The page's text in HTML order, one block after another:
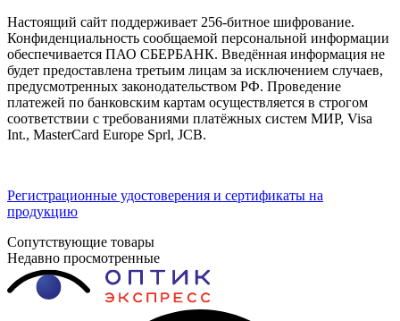
Настоящий сайт поддерживает 256-битное шифрование.
Конфиденциальность сообщаемой персональной информации
обеспечивается ПАО СБЕРБАНК. Введённая информация не
будет предоставлена третьим лицам за исключением случаев,
предусмотренных законодательством РФ. Проведение
платежей по банковским картам осуществляется в строгом
соответствии с требованиями платёжных систем МИР, Visa
Int., MasterCard Europe Sprl, JCB.
Регистрационные удостоверения и сертификаты на
продукцию
Сопутствующие товары
Недавно просмотренные